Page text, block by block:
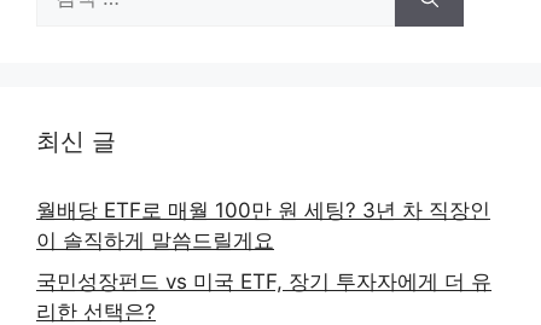
색:
최신 글
월배당 ETF로 매월 100만 원 세팅? 3년 차 직장인
이 솔직하게 말씀드릴게요
국민성장펀드 vs 미국 ETF, 장기 투자자에게 더 유
리한 선택은?